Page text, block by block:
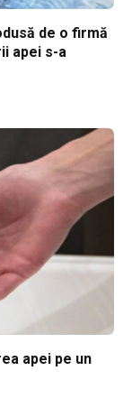
de o firmă
apei s-a
apei pe un